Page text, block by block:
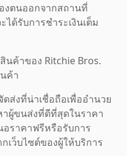
งตนออกจากสถานที่
ด้รับการชำระเงินเต็ม
นค้าของ Ritchie Bros.
ค้า
ส่งที่น่าเชื่อถือเพื่ออำนวย
ผู้ขนส่งที่ดีที่สุดในราคา
อราคาฟรีหรือรับการ
เว็บไซต์ของผู้ให้บริการ